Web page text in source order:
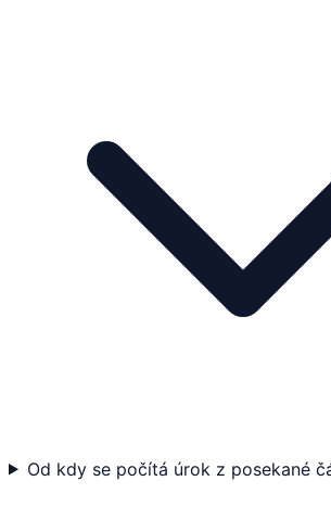
Od kdy se počítá úrok z posekané